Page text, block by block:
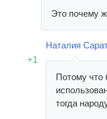
Это почему
+1
Наталия
Потому что
тогда